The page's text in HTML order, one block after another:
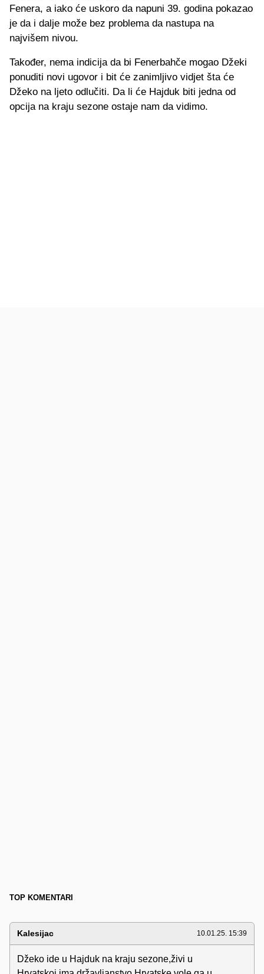
Fenera, a iako će uskoro da napuni 39. godina pokazao
je da i dalje može bez problema da nastupa na
najvišem nivou.
Također, nema indicija da bi Fenerbahče mogao Džeki
ponuditi novi ugovor i bit će zanimljivo vidjet šta će
Džeko na ljeto odlučiti. Da li će Hajduk biti jedna od
opcija na kraju sezone ostaje nam da vidimo.
TOP KOMENTARI
Kalesijac 10.01.25. 15:39
Džeko ide u Hajduk na kraju sezone,živi u